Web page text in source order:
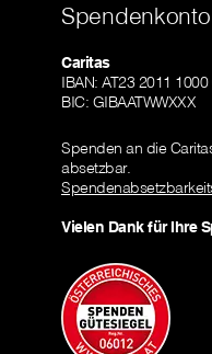
Spendenkonto
Caritas
IBAN: AT23 2011
BIC: GIBAATWWXXX
Spenden an die
absetzbar.
Vielen Dank für Ihre